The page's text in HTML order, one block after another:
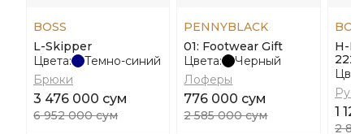
BOSS
L-Skipper
Цвета:
Темно-синий
Брюки
3 476 000 сум
6 952 000 сум
PENNYBLACK
01: Footwear Gift
Цвета:
Черный
Лоферы
776 000 сум
2 585 000 сум
H-
222
1
2